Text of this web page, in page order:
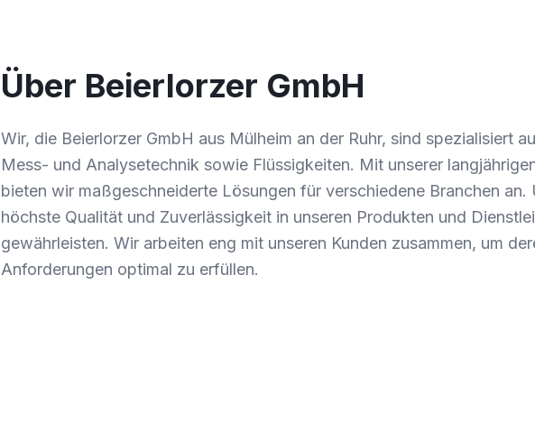
Über Beierlorzer GmbH
Wir, die Beierlorzer GmbH aus Mülheim an der Ruhr, sind spezialisiert
Mess- und Analysetechnik sowie Flüssigkeiten. Mit unserer
bieten wir maßgeschneiderte Lösungen für verschiedene Branchen an.
höchste Qualität und Zuverlässigkeit in unseren Produkten und
gewährleisten. Wir arbeiten eng mit unseren Kunden zusammen, um
Anforderungen optimal zu erfüllen.